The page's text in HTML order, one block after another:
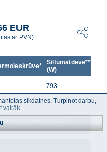
EUR
ar PVN)
Siltumatdeve**
(W)
793
temperatūrai, ja
sīkdatnes. Turpinot darbu,
vairāk